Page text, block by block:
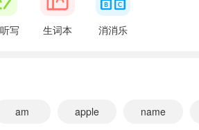
写 生词本 消消乐
am apple name